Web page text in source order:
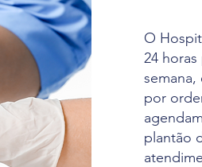
O
24
semana,
por
plantão